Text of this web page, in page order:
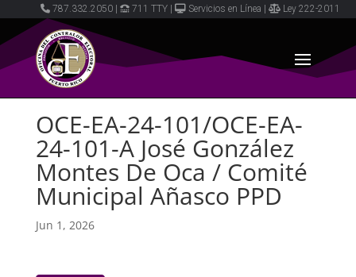
787.332.2050 711 TTY Servicios en Línea Ley 222-2011
OCE-EA-24-101/OCE-EA-
24-101-A José González
Montes De Oca / Comité
Municipal Añasco PPD
Jun 1, 2026